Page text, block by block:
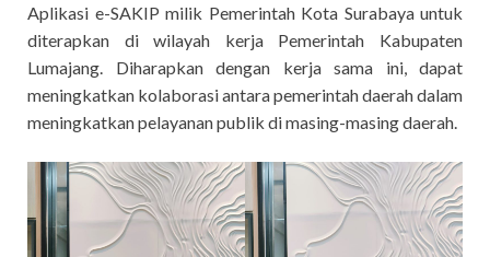
Aplikasi e-SAKIP milik Pemerintah Kota Surabaya untuk
diterapkan di wilayah kerja Pemerintah Kabupaten
Lumajang. Diharapkan dengan kerja sama ini, dapat
meningkatkan kolaborasi antara pemerintah daerah dalam
meningkatkan pelayanan publik di masing-masing daerah.